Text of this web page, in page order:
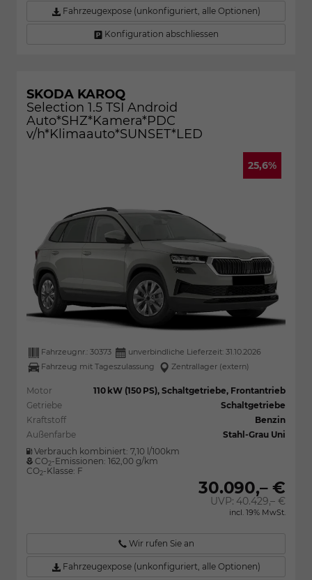
Fahrzeugexpose (unkonfiguriert, alle Optionen)
Konfiguration abschliessen
SKODA KAROQ
Selection 1.5 TSI Android
Auto*SHZ*Kamera*PDC
v/h*Klimaauto*SUNSET*LED
25,6%
Fahrzeugnr.: 30373 unverbindliche Lieferzeit: 31.10.2026
Fahrzeug mit Tageszulassung
Zentrallager (extern)
Motor
110 kW (150 PS), Schaltgetriebe, Frontantrieb
Getriebe
Schaltgetriebe
Kraftstoff
Benzin
Außenfarbe
Stahl-Grau Uni
Verbrauch kombiniert: 7,10 l/100km
CO2-Emissionen: 162,00 g/km
CO2-Klasse: F
30.090,– €
UVP: 40.429,– €
incl. 19% MwSt.
Wir rufen Sie an
Fahrzeugexpose (unkonfiguriert, alle Optionen)